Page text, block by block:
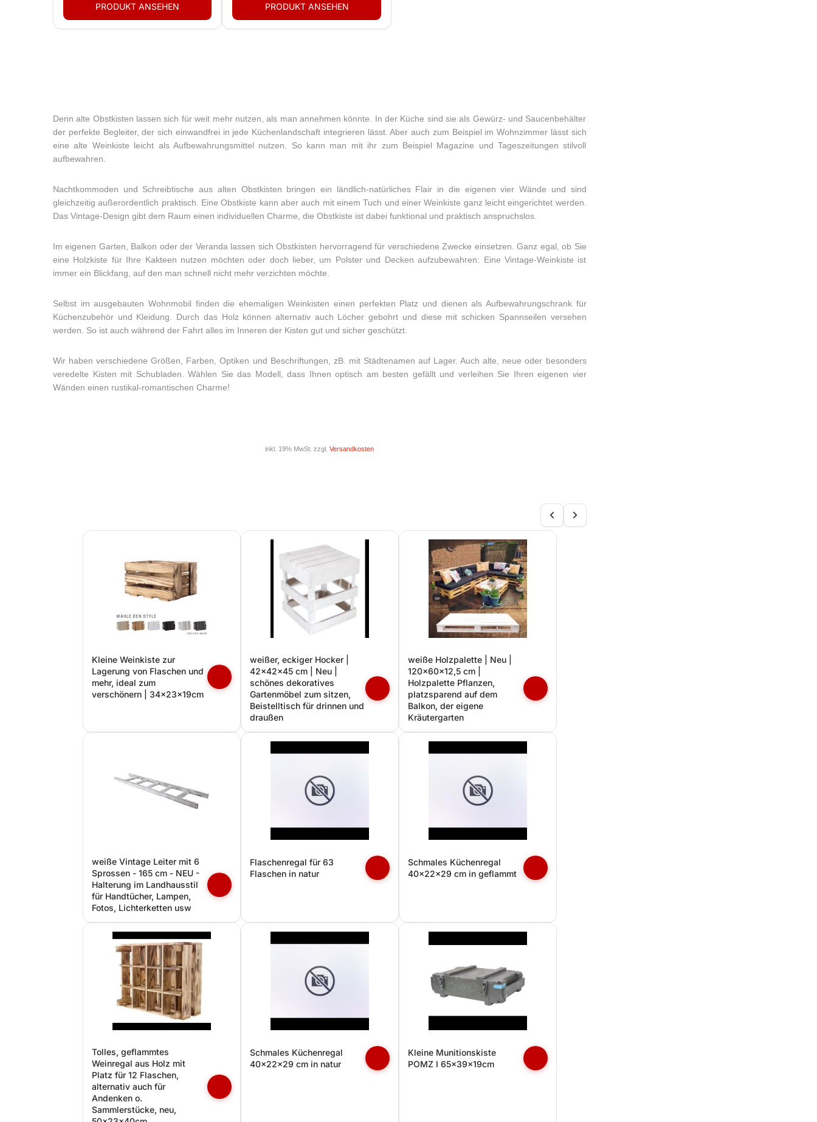
Denn alte Obstkisten lassen sich für weit mehr nutzen, als man annehmen könnte. In der Küche sind sie als Gewürz- und Saucenbehälter
der perfekte Begleiter, der sich einwandfrei in jede Küchenlandschaft integrieren lässt. Aber auch zum Beispiel im Wohnzimmer lässt sich
eine alte Weinkiste leicht als Aufbewahrungsmittel nutzen. So kann man mit ihr zum Beispiel Magazine und Tageszeitungen stilvoll
aufbewahren.
Nachtkommoden und Schreibtische aus alten Obstkisten bringen ein ländlich-natürliches Flair in die eigenen vier Wände und sind
gleichzeitig außerordentlich praktisch. Eine Obstkiste kann aber auch mit einem Tuch und einer Weinkiste ganz leicht eingerichtet werden.
Das Vintage-Design gibt dem Raum einen individuellen Charme, die Obstkiste ist dabei funktional und praktisch anspruchslos.
Im eigenen Garten, Balkon oder der Veranda lassen sich Obstkisten hervorragend für verschiedene Zwecke einsetzen. Ganz egal, ob Sie
eine Holzkiste für Ihre Kakteen nutzen möchten oder doch lieber, um Polster und Decken aufzubewahren: Eine Vintage-Weinkiste ist
immer ein Blickfang, auf den man schnell nicht mehr verzichten möchte.
Selbst im ausgebauten Wohnmobil finden die ehemaligen Weinkisten einen perfekten Platz und dienen als Aufbewahrungschrank für
Küchenzubehör und Kleidung. Durch das Holz können alternativ auch Löcher gebohrt und diese mit schicken Spannseilen versehen
werden. So ist auch während der Fahrt alles im Inneren der Kisten gut und sicher geschützt.
Wir haben verschiedene Größen, Farben, Optiken und Beschriftungen, zB. mit Städtenamen auf Lager. Auch alte, neue oder besonders
veredelte Kisten mit Schubladen. Wählen Sie das Modell, dass Ihnen optisch am besten gefällt und verleihen Sie Ihren eigenen vier
Wänden einen rustikal-romantischen Charme!
inkl. 19% MwSt. zzgl.Versandkosten
Kleine Weinkiste zur
Lagerung von Flaschen und
mehr, ideal zum
verschönern | 34x23x19cm
weißer, eckiger Hocker |
42x42x45 cm | Neu |
schönes dekoratives
Gartenmöbel zum sitzen,
Beistelltisch für drinnen und
draußen
weiße Holzpalette | Neu |
120x60x12,5 cm |
Holzpalette Pflanzen,
platzsparend auf dem
Balkon, der eigene
Kräutergarten
weiße Vintage Leiter mit 6
Sprossen - 165 cm - NEU -
Halterung im Landhausstil
für Handtücher, Lampen,
Fotos, Lichterketten usw
Flaschenregal für 63
Flaschen in natur
Schmales Küchenregal
40x22x29 cm in geflammt
Tolles, geflammtes
Weinregal aus Holz mit
Platz für 12 Flaschen,
alternativ auch für
Andenken o.
Sammlerstücke, neu,
Schmales Küchenregal
40x22x29 cm in natur
Kleine Munitionskiste
POMZ I 65x39x19cm